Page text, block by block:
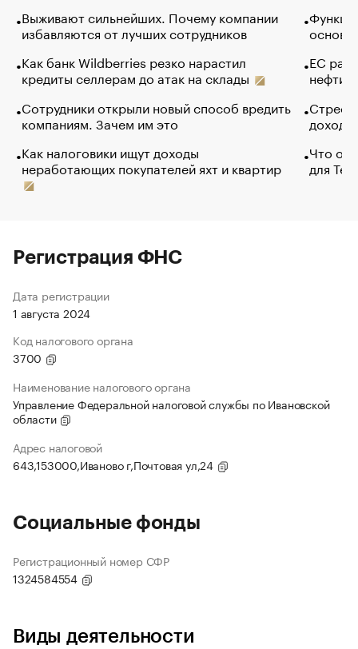
Выживают сильнейших. Почему компании
избавляются от лучших сотрудников
Как банк Wildberries резко нарастил
кредиты селлерам до атак на склады
Сотрудники открыли новый способ вредить
компаниям. Зачем им это
Как налоговики ищут доходы
неработающих покупателей яхт и квартир
основ
ЕС
нефти
Что
для
Регистрация ФНС
Дата регистрации
1 августа 2024
Код налогового органа
3700
Наименование налогового органа
Управление Федеральной налоговой службы по Ивановской
области
Адрес налоговой
643,153000,Иваново г,Почтовая ул,24
Социальные фонды
Регистрационный номер СФР
1324584554
Виды деятельности